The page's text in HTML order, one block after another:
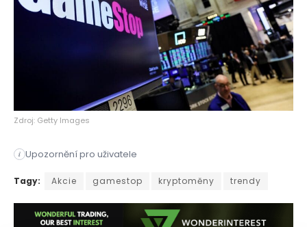
Zdroj: Getty Images
i Upozornění pro uživatele
Akcie GameStopu, známé veřejnosti především díky
Tagy: Akcie gamestop kryptoměny trendy